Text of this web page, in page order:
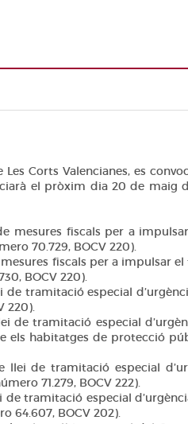
Corts Valencianes, es
el pròxim dia 20 de maig
fiscals per a
70.729, BOCV 220).
fiscals per a impulsar
BOCV 220).
tramitació especial
220).
tramitació especial
els habitatges de protecció
de tramitació especial
71.279, BOCV 222).
tramitació especial
64.607, BOCV 202).